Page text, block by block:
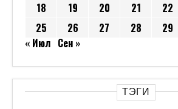
18
19 20 21 22
25
26 27 28 29
« Июл Сен »
ТЭГИ